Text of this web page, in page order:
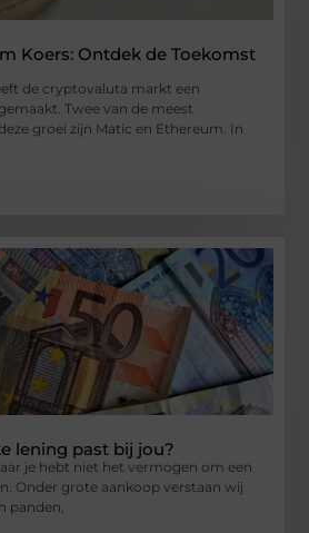
Koers: Ontdek de Toekomst
de cryptovaluta markt een
Twee van de meest
groei zijn Matic en Ethereum. In
lening past bij jou?
je hebt niet het vermogen om een
Onder grote aankoop verstaan wij
panden,